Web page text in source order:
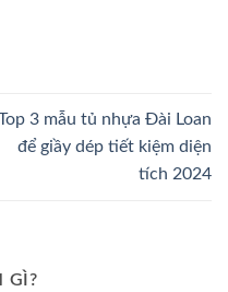
3 mẫu tủ nhựa Đài Loan
để giầy dép tiết kiệm diện
tích 2024
GÌ?